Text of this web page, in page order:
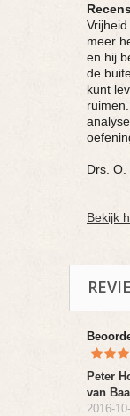
meer
en hij
de
kunt
Drs. O.
Bekijk
Peter
van
2016-